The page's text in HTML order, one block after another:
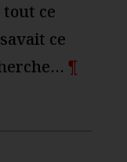
tout ce
ce
¶